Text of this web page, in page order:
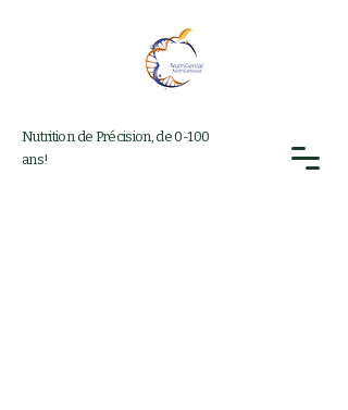
Nutrition de Précision, de 0-100
ans!